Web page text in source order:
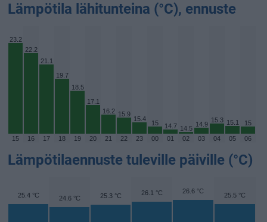
Lämpötila lähitunteina (°C), ennuste
23.2
22.2
21.1
19.7
18.5
17.1
16.2 15.9
15.4
15 14.7 14.5
14.9
15.3 15.1 15
15 16 17 18 19 20 21 22 23 00 01 02 03 04 05 06
Lämpötilaennuste tuleville päiville (°C)
25.4 °C 24.6 °C 25.3 °C 26.1 °C 26.6 °C
25.5 °C